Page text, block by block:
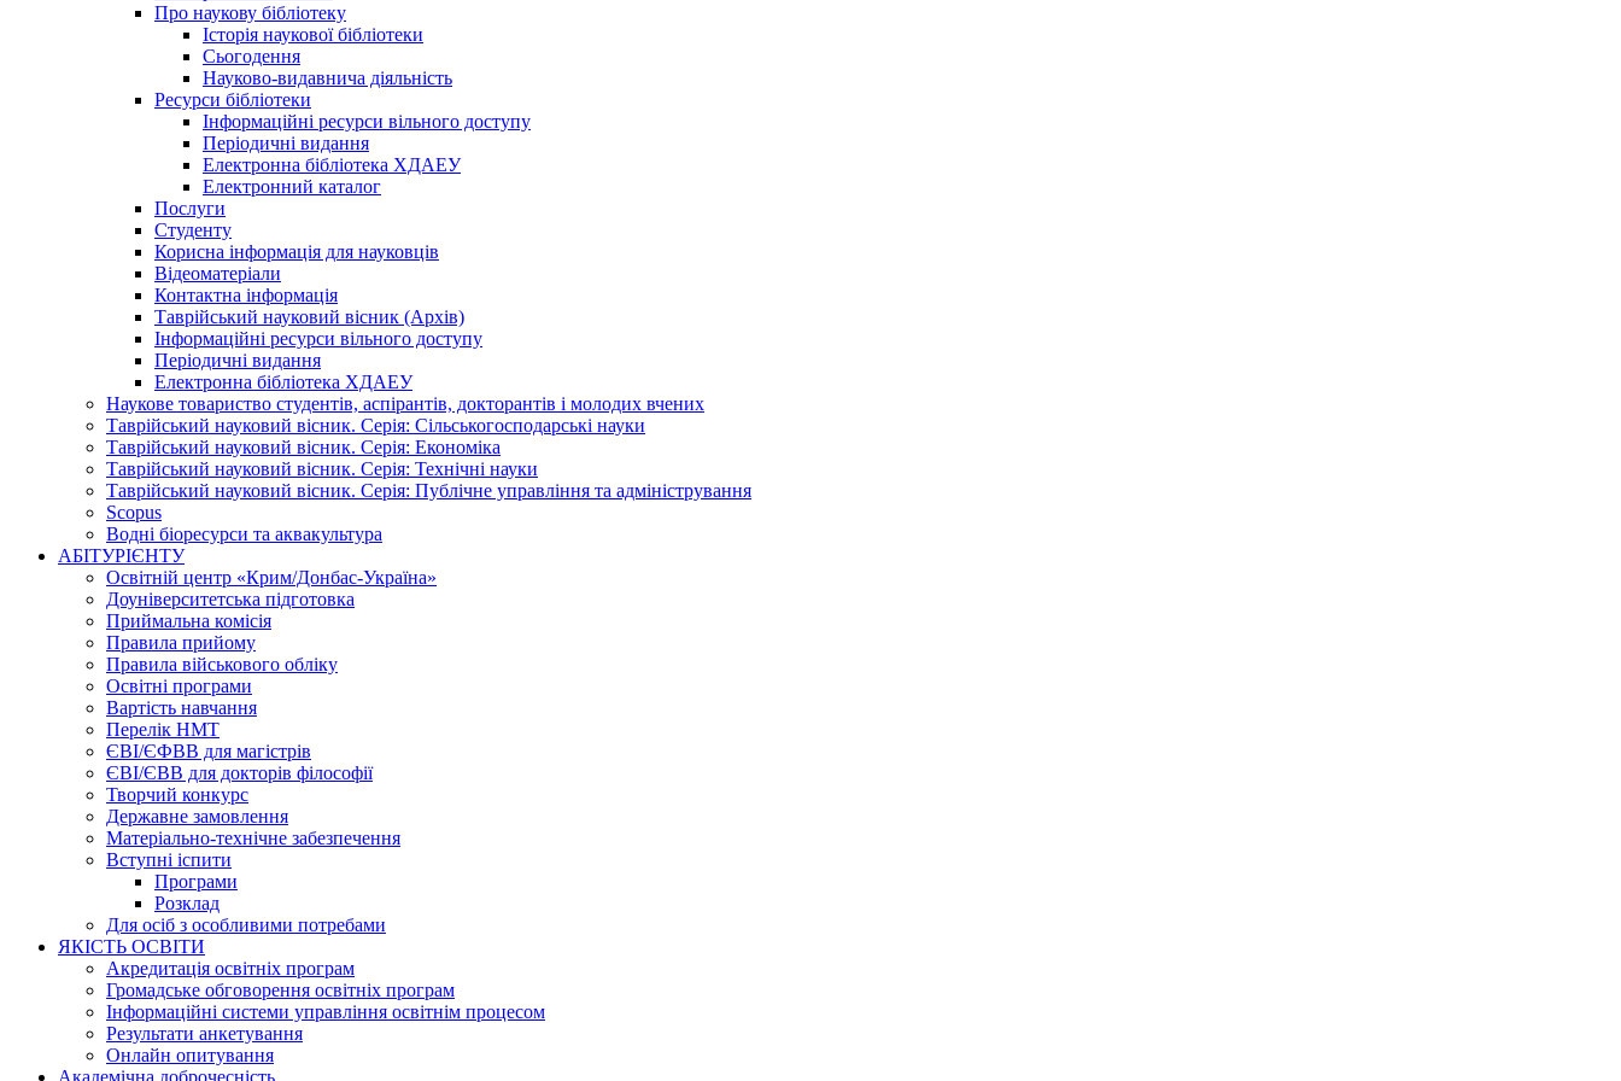
Про наукову бібліотеку
Історія наукової бібліотеки
Сьогодення
Науково-видавнича діяльність
Ресурси бібліотеки
Інформаційні ресурси вільного доступу
Періодичні видання
Електронна бібліотека ХДАЕУ
Електронний каталог
Послуги
Студенту
Корисна інформація для науковців
Відеоматеріали
Контактна інформація
Таврійський науковий вісник (Архів)
Інформаційні ресурси вільного доступу
Періодичні видання
Електронна бібліотека ХДАЕУ
Наукове товариство студентів, аспірантів, докторантів і молодих вчених
Таврійський науковий вісник. Серія: Сільськогосподарські науки
Таврійський науковий вісник. Серія: Економіка
Таврійський науковий вісник. Серія: Технічні науки
Таврійський науковий вісник. Серія: Публічне управління та адміністрування
Scopus
Водні біоресурси та аквакультура
АБІТУРІЄНТУ
Освітній центр «Крим/Донбас-Україна»
Доуніверситетська підготовка
Приймальна комісія
Правила прийому
Правила військового обліку
Освітні програми
Вартість навчання
Перелік НМТ
ЄВІ/ЄФВВ для магістрів
ЄВІ/ЄВВ для докторів філософії
Творчий конкурс
Державне замовлення
Матеріально-технічне забезпечення
Вступні іспити
Програми
Розклад
Для осіб з особливими потребами
ЯКІСТЬ ОСВІТИ
Акредитація освітніх програм
Громадське обговорення освітніх програм
Інформаційні системи управління освітнім процесом
Результати анкетування
Онлайн опитування
Академічна доброчесність